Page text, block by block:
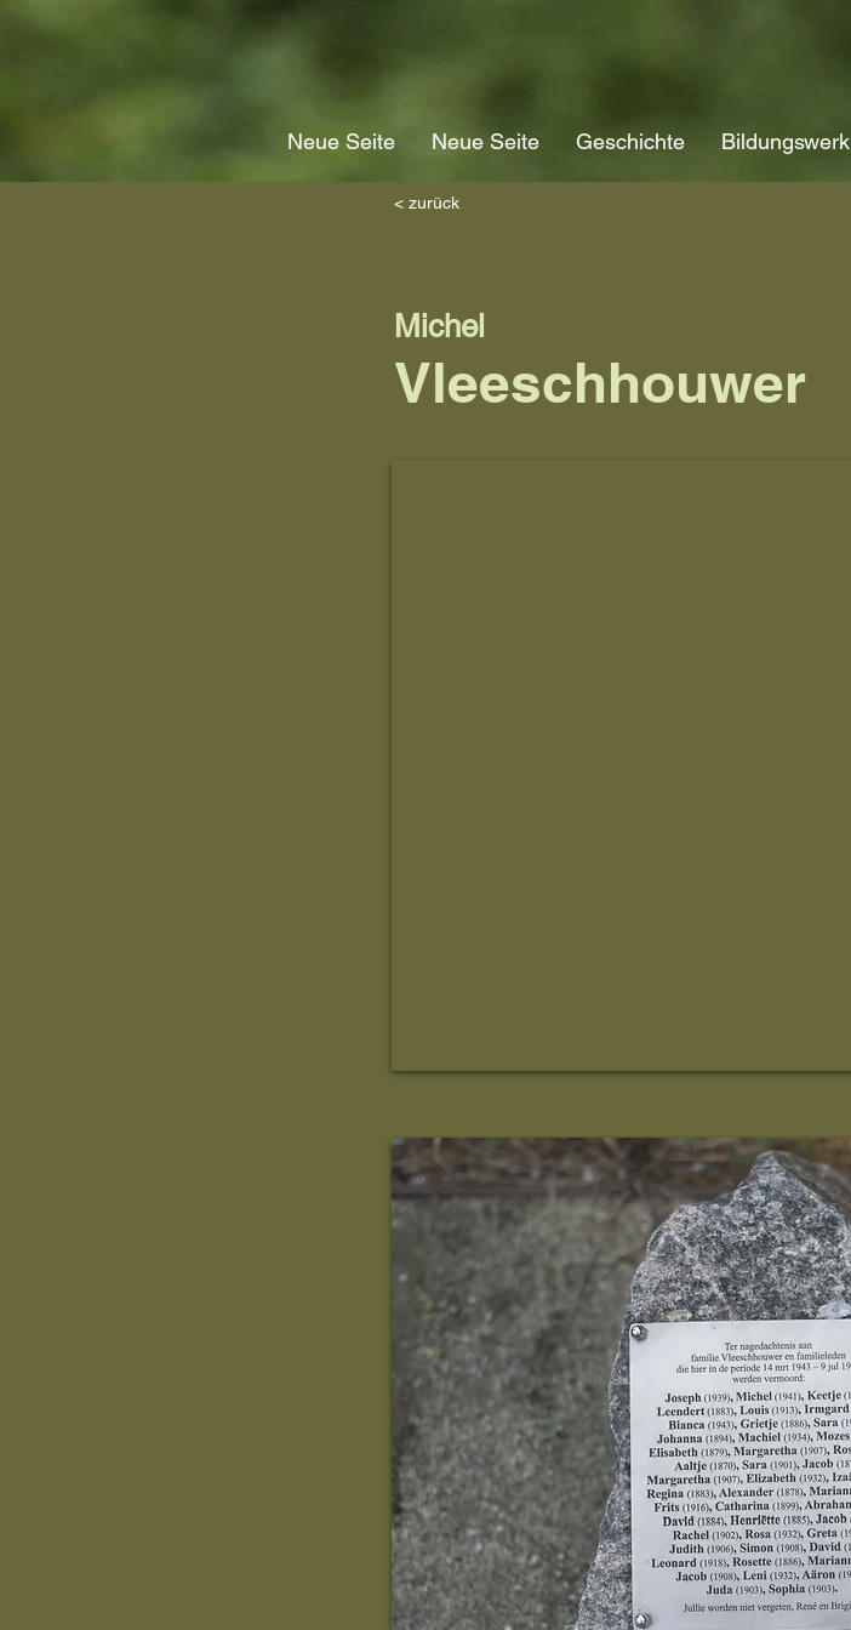
Neue Seite Neue Seite Geschichte Bildungswerk
< zurück
Vleeschhouwer
Michel